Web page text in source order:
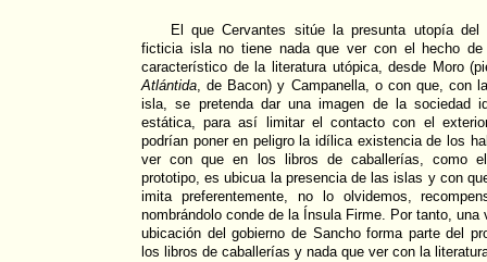
El que Cervantes sitúe la presunta utopía
ficticia isla no tiene nada que ver con el hecho
característico de la literatura utópica, desde Moro
Atlántida, de Bacon) y Campanella, o con que, con
isla, se pretenda dar una imagen de la sociedad
estática, para así limitar el contacto con el
podrían poner en peligro la idílica existencia de los
ver con que en los libros de caballerías, como
prototipo, es ubicua la presencia de las islas y con
imita preferentemente, no lo olvidemos,
nombrándolo conde de la Ínsula Firme. Por tanto,
ubicación del gobierno de Sancho forma parte del
los libros de caballerías y nada que ver con la